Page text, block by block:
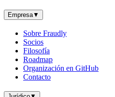
Empresa▼
Sobre Fraudly
Socios
Filosofía
Roadmap
Organización en GitHub
Contacto